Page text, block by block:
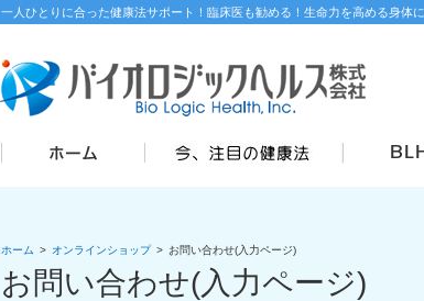
一人ひとりに合った健康法サポート！臨床医も勧める！生命力を高める身体
ホーム > オンラインショップ > お問い合わせ(入力ページ)
お問い合わせ(入力ページ)